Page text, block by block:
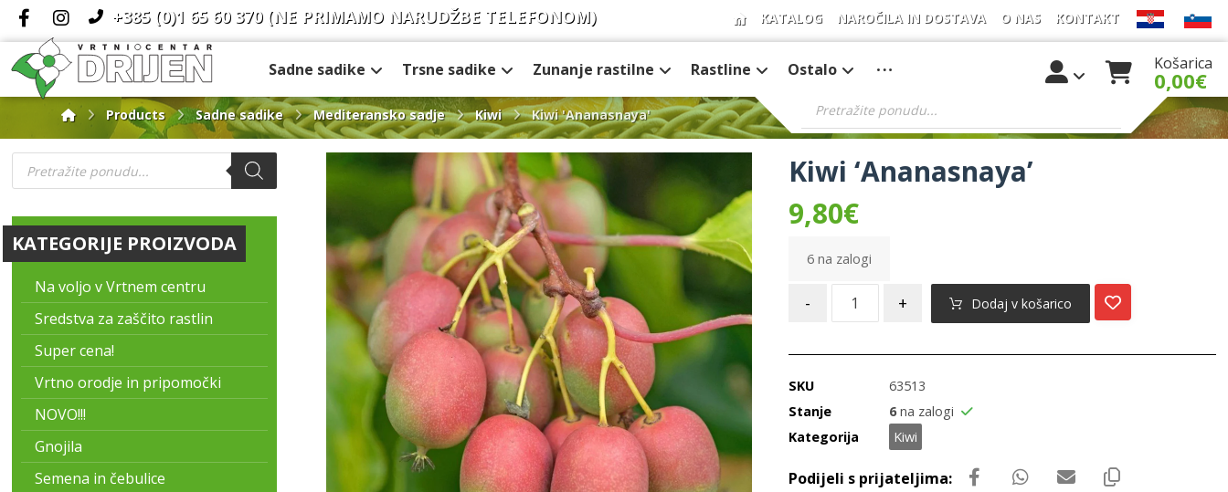
+385 (0)1 65 60 370 (NE PRIMAMO NARUDŽBE TELEFONOM) KATALOG NAROČILA IN DOSTAVA O NAS KONTAKT
Sadne sadike Trsne sadike Zunanje rastilne Rastline Ostalo Košarica
0,00€
Products Sadne sadike Mediteransko sadje Kiwi Kiwi 'Ananasnaya'
Kiwi ‘Ananasnaya’
9,80€
6 na zalogi
- + Dodaj v košarico
SKU
63513
Stanje
6na zalogi
Kategorija
Kiwi
KATEGORIJE PROIZVODA
Na voljo v Vrtnem centru
Sredstva za zaščito rastlin
Super cena!
Vrtno orodje in pripomočki
NOVO!!!
Gnojila
Semena in čebulice